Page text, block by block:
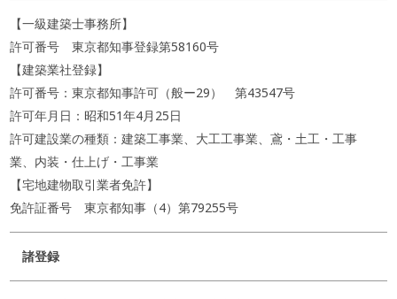
【一級建築士事務所】
許可番号 東京都知事登録第58160号
【建築業社登録】
許可番号：東京都知事許可（般ー29） 第43547号
許可年月日：昭和51年4月25日
許可建設業の種類：建築工事業、大工工事業、鳶・土工・工事
業、内装・仕上げ・工事業
【宅地建物取引業者免許】
免許証番号 東京都知事（4）第79255号
諸登録